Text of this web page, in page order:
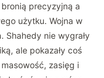
bronią precyzyjną a
użytku. Wojna w
Shahedy nie wygrały
ale pokazały coś
zasięg i